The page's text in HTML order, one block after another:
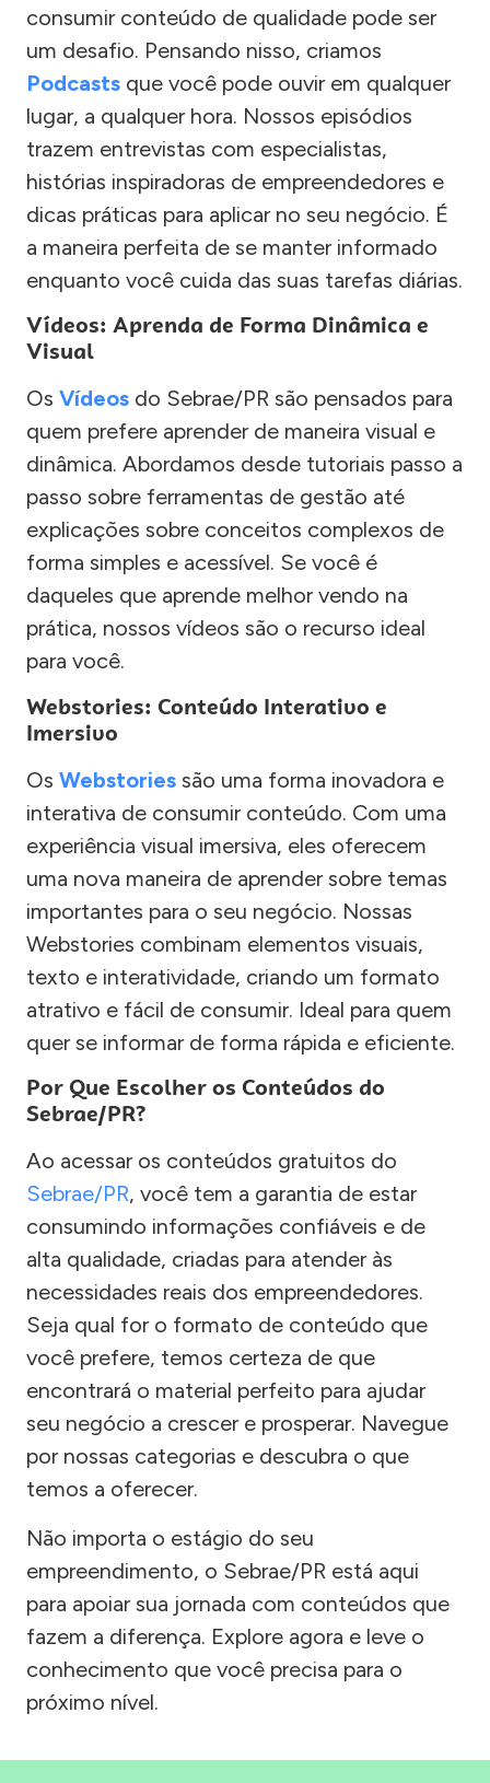
consumir conteúdo de qualidade pode ser
um desafio. Pensando nisso, criamos
Podcasts que você pode ouvir em qualquer
lugar, a qualquer hora. Nossos episódios
trazem entrevistas com especialistas,
histórias inspiradoras de empreendedores e
dicas práticas para aplicar no seu negócio. É
a maneira perfeita de se manter informado
enquanto você cuida das suas tarefas diárias.
Vídeos: Aprenda de Forma Dinâmica e
Visual
Os Vídeos do Sebrae/PR são pensados para
quem prefere aprender de maneira visual e
dinâmica. Abordamos desde tutoriais passo a
passo sobre ferramentas de gestão até
explicações sobre conceitos complexos de
forma simples e acessível. Se você é
daqueles que aprende melhor vendo na
prática, nossos vídeos são o recurso ideal
para você.
Webstories: Conteúdo Interativo e
Imersivo
Os Webstories são uma forma inovadora e
interativa de consumir conteúdo. Com uma
experiência visual imersiva, eles oferecem
uma nova maneira de aprender sobre temas
importantes para o seu negócio. Nossas
Webstories combinam elementos visuais,
texto e interatividade, criando um formato
atrativo e fácil de consumir. Ideal para quem
quer se informar de forma rápida e eficiente.
Por Que Escolher os Conteúdos do
Sebrae/PR?
Ao acessar os conteúdos gratuitos do
Sebrae/PR, você tem a garantia de estar
consumindo informações confiáveis e de
alta qualidade, criadas para atender às
necessidades reais dos empreendedores.
Seja qual for o formato de conteúdo que
você prefere, temos certeza de que
encontrará o material perfeito para ajudar
seu negócio a crescer e prosperar. Navegue
por nossas categorias e descubra o que
temos a oferecer.
Não importa o estágio do seu
empreendimento, o Sebrae/PR está aqui
para apoiar sua jornada com conteúdos que
fazem a diferença. Explore agora e leve o
conhecimento que você precisa para o
próximo nível.